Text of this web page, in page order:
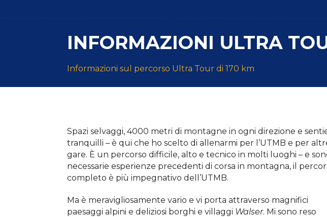
INFORMAZIONI ULTRA
Informazioni sul percorso Ultra Tour di 170 km
Spazi selvaggi, 4000 metri di montagne in ogni direzione e
tranquilli – è qui che ho scelto di allenarmi per l’UTMB e per
gare. È un percorso difficile, alto e tecnico in molti luoghi – e
necessarie esperienze precedenti di corsa in montagna, il
completo è più impegnativo dell’UTMB.
Ma è meravigliosamente vario e vi porta attraverso magnifici
paesaggi alpini e deliziosi borghi e villaggi Walser. Mi sono reso